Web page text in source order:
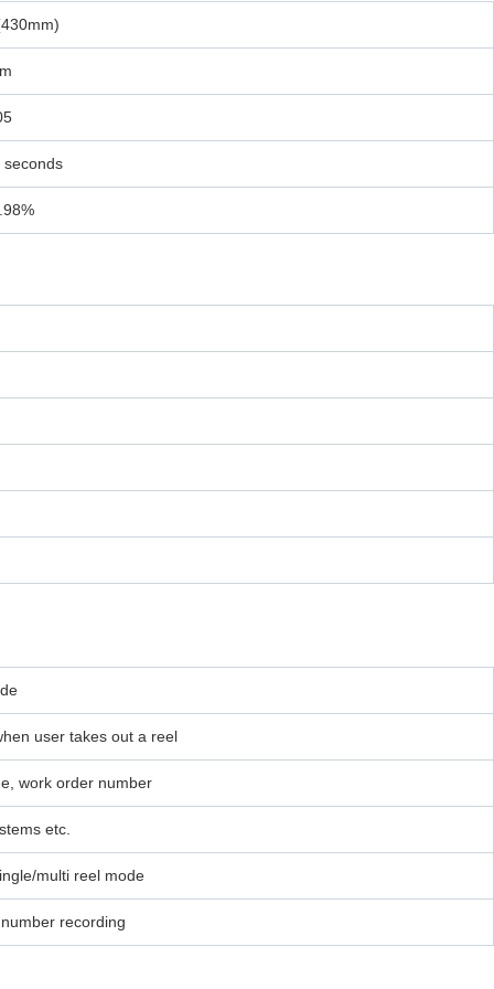
seconds
user takes out a reel
work order number
etc.
multi reel mode
recording